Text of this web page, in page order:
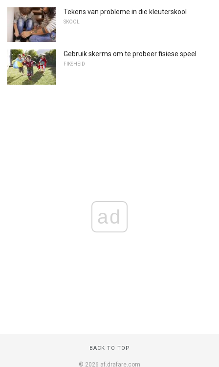
Tekens van probleme in die kleuterskool
SKOOL
Gebruik skerms om te probeer fisiese speel
FIKSHEID
ad
BACK TO TOP
© 2026 af.drafare.com